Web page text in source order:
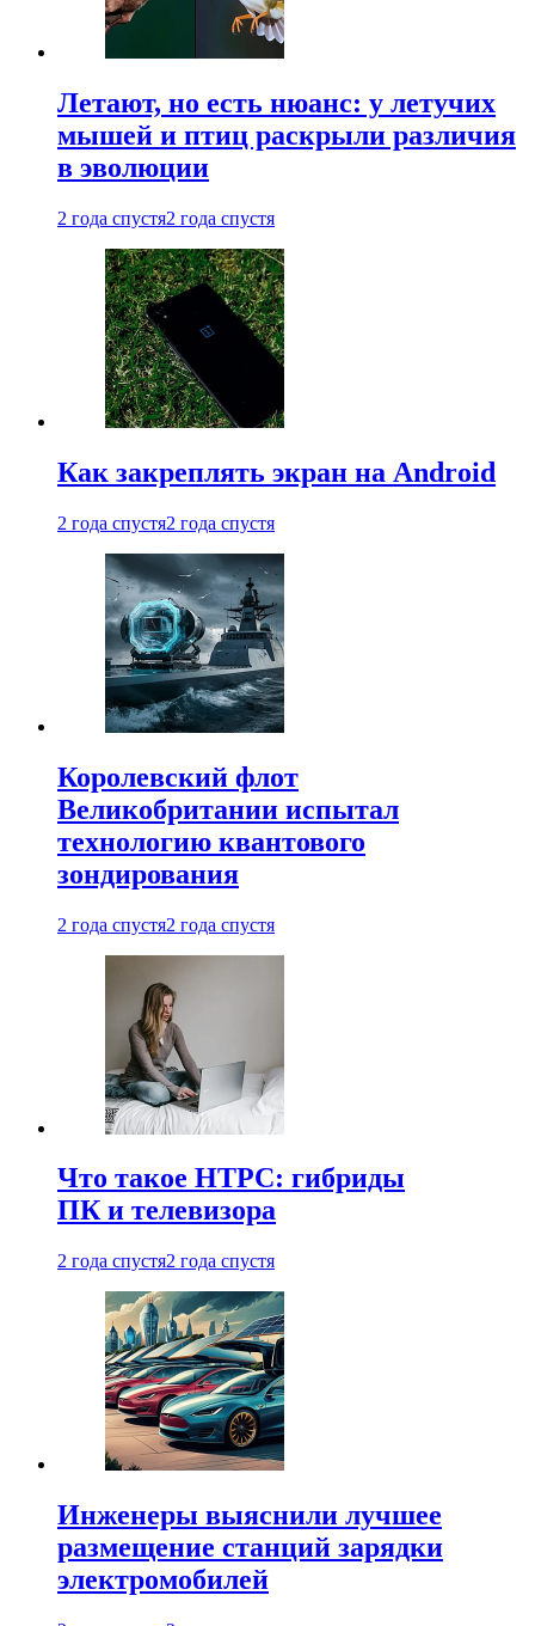
Летают, но есть нюанс: у летучих
мышей и птиц раскрыли различия
в эволюции
2 года спустя2 года спустя
Как закреплять экран на Android
2 года спустя2 года спустя
Королевский флот
Великобритании испытал
технологию квантового
зондирования
2 года спустя2 года спустя
Что такое HTPC: гибриды
ПК и телевизора
2 года спустя2 года спустя
Инженеры выяснили лучшее
размещение станций зарядки
электромобилей